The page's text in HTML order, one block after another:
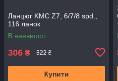
Ланцюг KMC Z7, 6/7/8 spd.,
116 ланок
В наявності
306 ₴ 322 ₴
Купити